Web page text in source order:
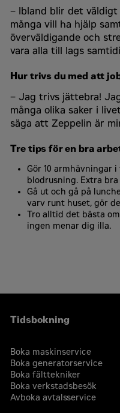
– Ibland blir det
många vill ha hjälp
överväldigande och
vara alla till lags
Hur trivs du med att
– ​​​​​​​Jag trivs jättebra!
många olika saker i
säga att Zeppelin är
Tre tips för en bra
Gör 10 armhävningar
blodrusning. Extra
Gå ut och gå på
varv runt huset, gör
Tro alltid det bästa
ingen menar dig illa.
Tidsbokning
Boka maskinservice
Boka generatorservice
Boka fälttekniker
Boka verkstadsbesök
Avboka avtalsservice